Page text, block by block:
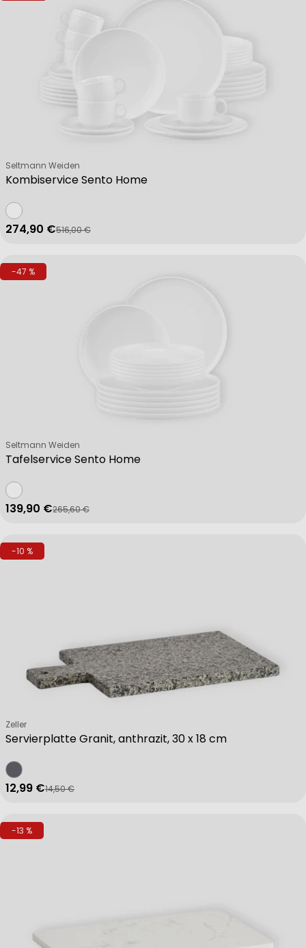
Kombiservice Sento Home
Verkäufer:
Seltmann Weiden
Verkaufspreis
274,90 €
Regulärer Preis
516,00 €
-47 %
Tafelservice Sento Home
Verkäufer:
Seltmann Weiden
Verkaufspreis
139,90 €
Regulärer Preis
265,60 €
-10 %
Servierplatte Granit, anthrazit, 30 x 18 cm
Verkäufer:
Zeller
Verkaufspreis
12,99 €
Regulärer Preis
14,50 €
-13 %